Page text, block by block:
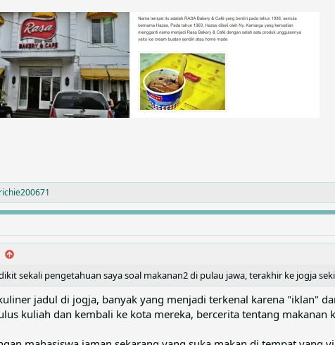
richie200671
sekali pengetahuan saya soal makanan2 di pulau jawa, terakhir ke jogja
jadul di jogja, banyak yang menjadi terkenal karena "iklan"
kuliah dan kembali ke kota mereka, bercerita tentang makanan